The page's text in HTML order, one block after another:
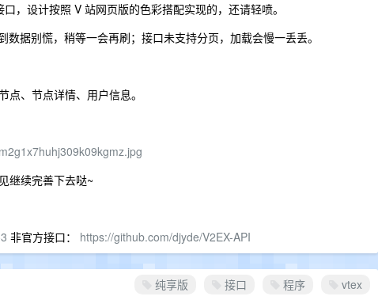
，设计按照 V 站网页版的色彩搭配实现的，还请轻喷。
据别慌，稍等一会再刷；接口未支持分页，加载会慢一丢丢。
、节点详情、用户信息。
继续完善下去哒~
非官方接口： https://github.com/djyde/V2EX-API
纯享版 接口 程序 vtex